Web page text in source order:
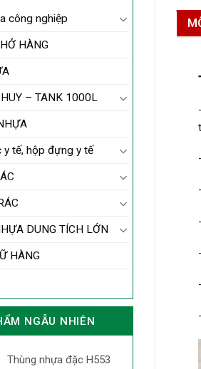
công nghiệp
HÀNG
– TANK 1000L
y tế, hộp đựng y tế
DUNG TÍCH LỚN
HÀNG
NGẪU NHIÊN
Thùng nhựa đặc H553